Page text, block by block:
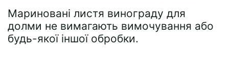
Мариновані листя винограду для
долми не вимагають вимочування або
будь-якої іншої обробки.